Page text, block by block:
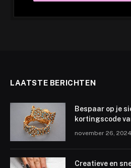
LAATSTE BERICHTEN
Bespaar op je
kortingscode
november 26, 2024
Creatieve en